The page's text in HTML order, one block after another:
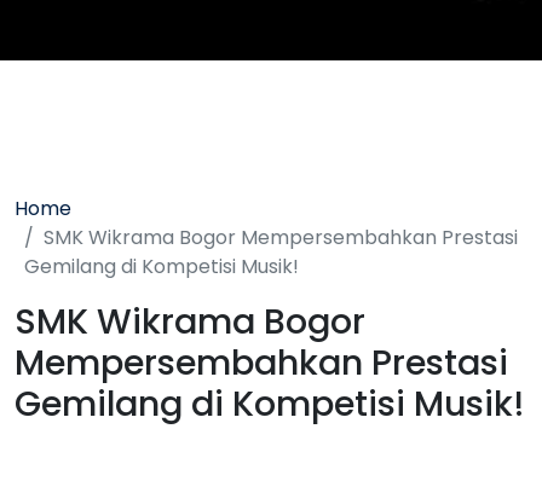
Home
SMK Wikrama Bogor Mempersembahkan Prestasi
Gemilang di Kompetisi Musik!
SMK Wikrama Bogor
Mempersembahkan Prestasi
Gemilang di Kompetisi Musik!